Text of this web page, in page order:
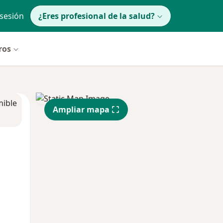
¿Eres profesional de la salud?
Ampliar mapa